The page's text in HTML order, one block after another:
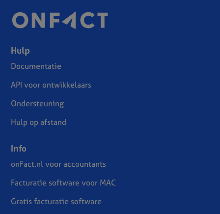
Hulp
Documentatie
API voor ontwikkelaars
Ondersteuning
Hulp op afstand
Info
onFact.nl voor accountants
Facturatie software voor MAC
Gratis facturatie software